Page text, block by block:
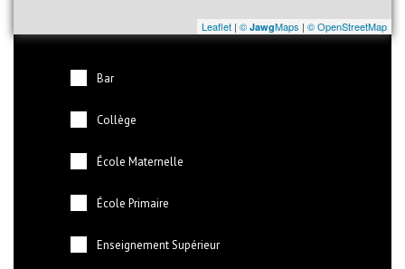
Leaflet | © JawgMaps | © OpenStreetMap
Bar
Collège
École Maternelle
École Primaire
Enseignement Supérieur